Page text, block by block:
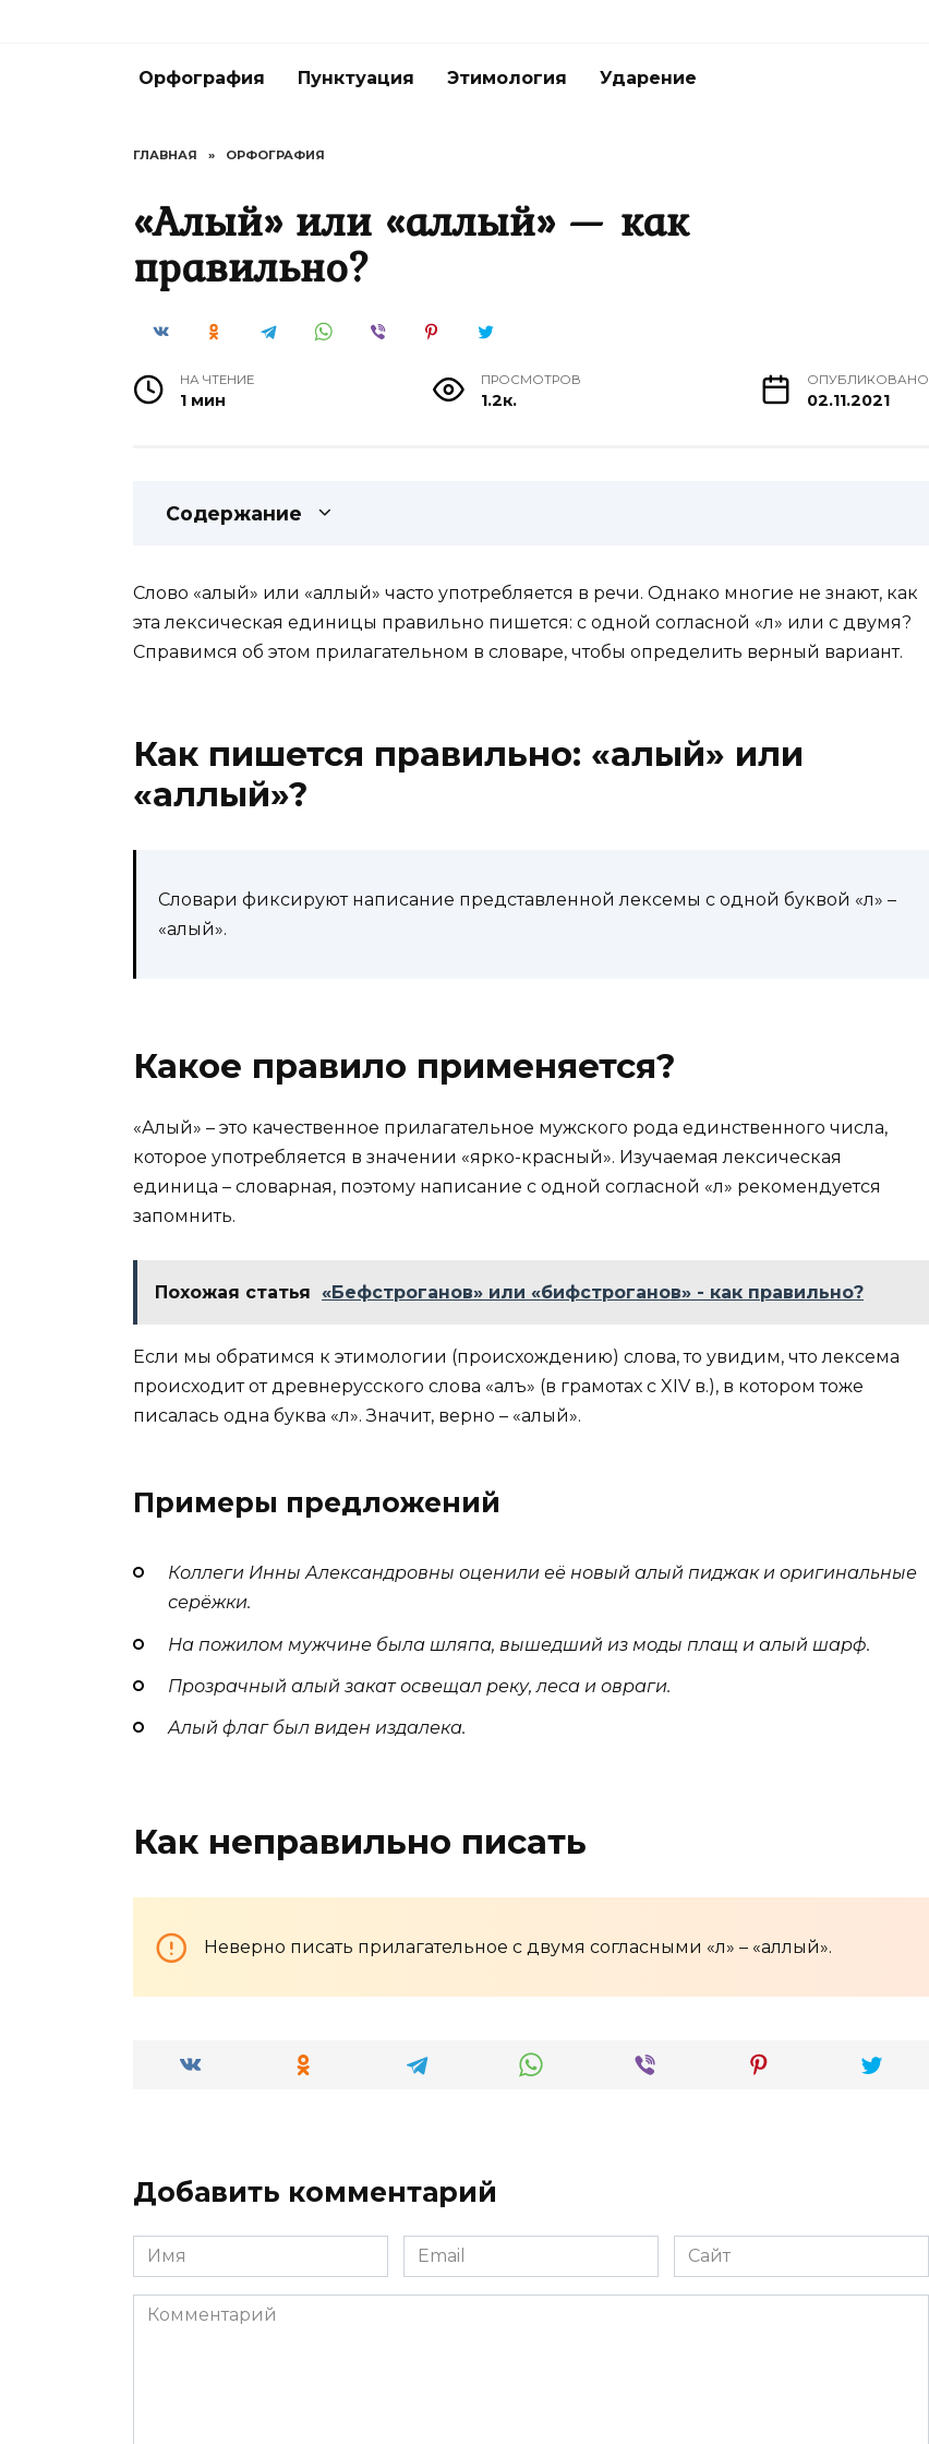
Орфография Пунктуация Этимология Ударение
ГЛАВНАЯ » ОРФОГРАФИЯ
«Алый» или «аллый» — как
правильно?
НА ЧТЕНИЕ
1 мин
ПРОСМОТРОВ
1.2к.
ОПУБЛИКОВАНО
02.11.2021
Содержание
Слово «алый» или «аллый» часто употребляется в речи. Однако многие не знают, как
эта лексическая единицы правильно пишется: с одной согласной «л» или с двумя?
Справимся об этом прилагательном в словаре, чтобы определить верный вариант.
Как пишется правильно: «алый» или
«аллый»?
Словари фиксируют написание представленной лексемы с одной буквой «л» –
«алый».
Какое правило применяется?
«Алый» – это качественное прилагательное мужского рода единственного числа,
которое употребляется в значении «ярко-красный». Изучаемая лексическая
единица – словарная, поэтому написание с одной согласной «л» рекомендуется
запомнить.
Похожая статья «Бефстроганов» или «бифстроганов» - как правильно?
Если мы обратимся к этимологии (происхождению) слова, то увидим, что лексема
происходит от древнерусского слова «алъ» (в грамотах с XIV в.), в котором тоже
писалась одна буква «л». Значит, верно – «алый».
Примеры предложений
Коллеги Инны Александровны оценили её новый алый пиджак и оригинальные
серёжки.
На пожилом мужчине была шляпа, вышедший из моды плащ и алый шарф.
Прозрачный алый закат освещал реку, леса и овраги.
Алый флаг был виден издалека.
Как неправильно писать
Неверно писать прилагательное с двумя согласными «л» – «аллый».
Добавить комментарий
Имя
*
Email
*
Сайт
Комментарий